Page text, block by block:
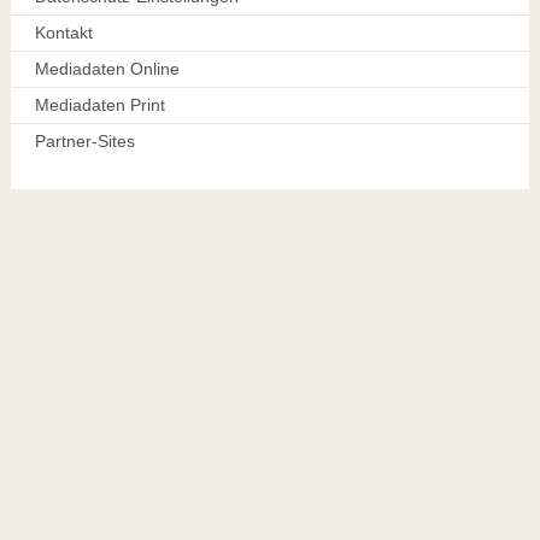
Kontakt
Mediadaten Online
Mediadaten Print
Partner-Sites